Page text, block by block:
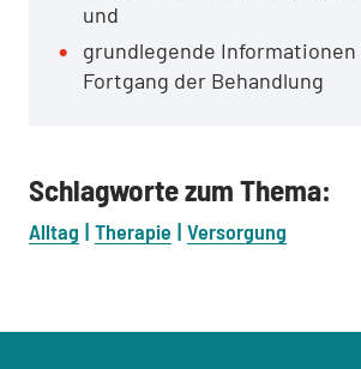
und
grundlegende Informationen
Fortgang der Behandlung
Schlagworte zum Thema:
Alltag Therapie Versorgung